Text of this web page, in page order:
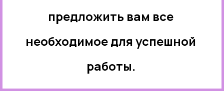
предложить вам все
необходимое для успешной
работы.